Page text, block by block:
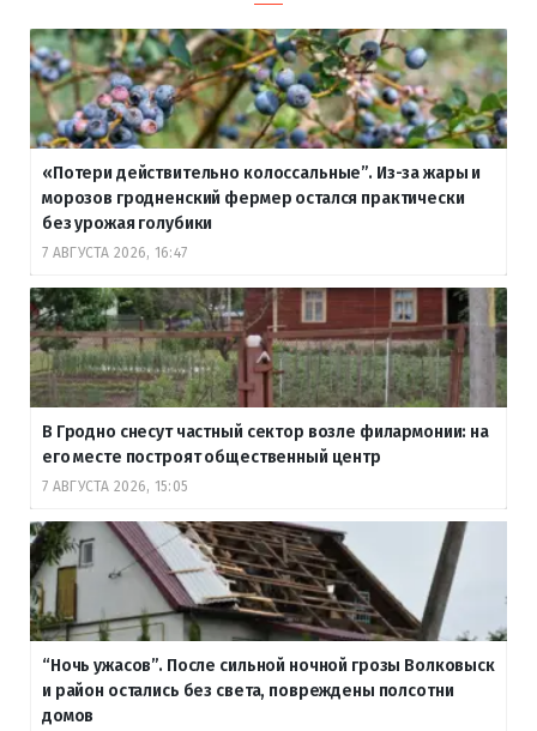
«Потери действительно колоссальные”. Из-за жары и
морозов гродненский фермер остался практически
без урожая голубики
7 АВГУСТА 2026, 16:47
В Гродно снесут частный сектор возле филармонии: на
его месте построят общественный центр
7 АВГУСТА 2026, 15:05
“Ночь ужасов”. После сильной ночной грозы Волковыск
и район остались без света, повреждены полсотни
домов